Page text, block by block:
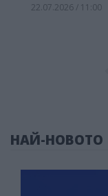
22.07.2026 / 11:00
НАЙ-НОВОТО